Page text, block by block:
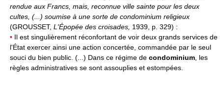
rendue aux Francs, mais, reconnue ville sainte pour les deux
cultes, (...) soumise à une sorte de condominium religieux
(GROUSSET, L'Épopée des croisades, 1939, p. 329) :
• Il est singulièrement réconfortant de voir deux grands services de
l'État exercer ainsi une action concertée, commandée par le seul
souci du bien public. (...) Dans ce régime de condominium , les
règles administratives se sont assouplies et estompées.